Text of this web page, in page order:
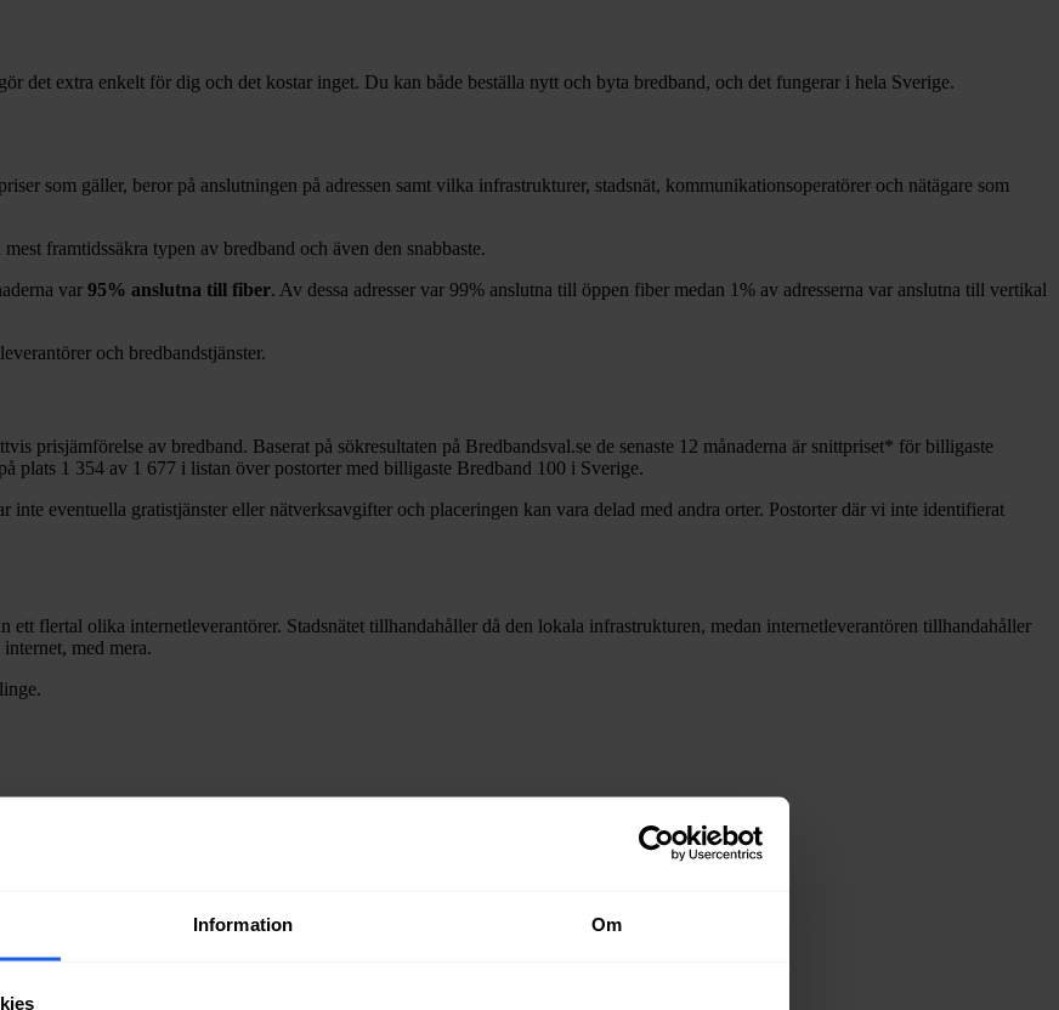
Information Om
det extra enkelt för dig och det kostar inget. Du kan både beställa nytt och byta bredband, och det fungerar i hela Sverige.
som gäller, beror på anslutningen på adressen samt vilka infrastrukturer, stadsnät, kommunikationsoperatörer och nätägare som
framtidssäkra typen av bredband och även den snabbaste.
var 95% anslutna till fiber. Av dessa adresser var 99% anslutna till öppen fiber medan 1% av adresserna var anslutna till vertikal
och bredbandstjänster.
prisjämförelse av bredband. Baserat på sökresultaten på Bredbandsval.se de senaste 12 månaderna är snittpriset* för billigaste
på plats 1 354 av 1 677 i listan över postorter med billigaste Bredband 100 i Sverige.
inte eventuella gratistjänster eller nätverksavgifter och placeringen kan vara delad med andra orter. Postorter där vi inte identifierat
ett flertal olika internetleverantörer. Stadsnätet tillhandahåller då den lokala infrastrukturen, medan internetleverantören tillhandahåller
med mera.
.
till en bostad eller lokal i